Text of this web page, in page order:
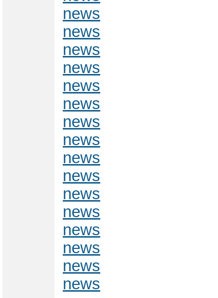
news
news
news
news
news
news
news
news
news
news
news
news
news
news
news
news